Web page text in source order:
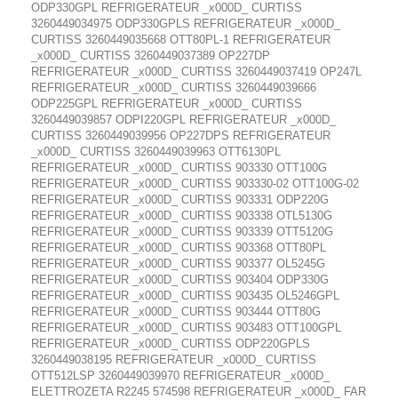
ODP330GPL REFRIGERATEUR _x000D_ CURTISS
3260449034975 ODP330GPLS REFRIGERATEUR _x000D_
CURTISS 3260449035668 OTT80PL-1 REFRIGERATEUR
_x000D_ CURTISS 3260449037389 OP227DP
REFRIGERATEUR _x000D_ CURTISS 3260449037419 OP247L
REFRIGERATEUR _x000D_ CURTISS 3260449039666
ODP225GPL REFRIGERATEUR _x000D_ CURTISS
3260449039857 ODPI220GPL REFRIGERATEUR _x000D_
CURTISS 3260449039956 OP227DPS REFRIGERATEUR
_x000D_ CURTISS 3260449039963 OTT6130PL
REFRIGERATEUR _x000D_ CURTISS 903330 OTT100G
REFRIGERATEUR _x000D_ CURTISS 903330-02 OTT100G-02
REFRIGERATEUR _x000D_ CURTISS 903331 ODP220G
REFRIGERATEUR _x000D_ CURTISS 903338 OTL5130G
REFRIGERATEUR _x000D_ CURTISS 903339 OTT5120G
REFRIGERATEUR _x000D_ CURTISS 903368 OTT80PL
REFRIGERATEUR _x000D_ CURTISS 903377 OL5245G
REFRIGERATEUR _x000D_ CURTISS 903404 ODP330G
REFRIGERATEUR _x000D_ CURTISS 903435 OL5246GPL
REFRIGERATEUR _x000D_ CURTISS 903444 OTT80G
REFRIGERATEUR _x000D_ CURTISS 903483 OTT100GPL
REFRIGERATEUR _x000D_ CURTISS ODP220GPLS
3260449038195 REFRIGERATEUR _x000D_ CURTISS
OTT512LSP 3260449039970 REFRIGERATEUR _x000D_
ELETTROZETA R2245 574598 REFRIGERATEUR _x000D_ FAR